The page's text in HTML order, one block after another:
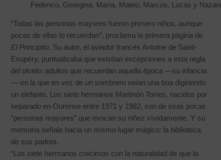
Federico, Georgina, María, Mateo, Marcos, Lucas y
“Todas las personas mayores fueron primero niños, aunque
pocas de ellas lo recuerdan”, proclama la primera página de
El Principito. Su autor, el aviador francés Antoine de Saint-
Exupéry, puntualizaba que existían excepciones a esta regla
del olvido: adultos que recuerdan aquella época —su infancia
— en la que en vez de un sombrero veían una boa digiriendo
un elefante. Los siete hermanos Martinón Torres, nacidos por
separado en Ourense entre 1971 y 1982, son de esas pocas
“personas mayores” que evocan su niñez vívidamente. Y su
memoria señala hacia un mismo lugar mágico: la biblioteca
de sus padres.
“Los siete hermanos crecimos con la naturalidad de que la